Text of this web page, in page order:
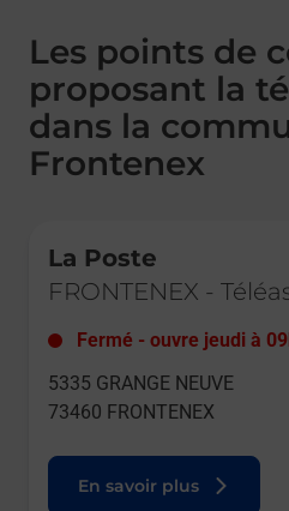
Les points de
proposant la
dans la
Frontenex
La Poste
FRONTENEX -
Fermé - ouvre jeudi à
5335 GRANGE NEUVE
73460 FRONTENEX
En savoir plus